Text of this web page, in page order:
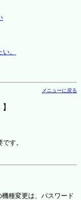
。
メニューに戻る
す。
種変更は、パスワード